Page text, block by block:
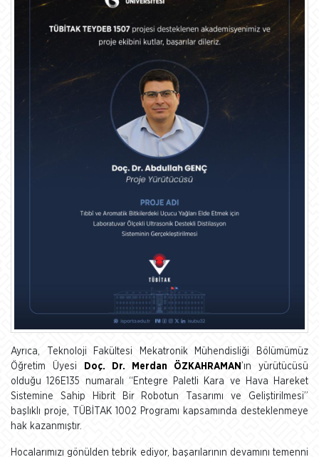
Ayrıca, Teknoloji Fakültesi Mekatronik Mühendisliği Bölümümüz
Öğretim Üyesi
Doç. Dr. Merdan ÖZKAHRAMAN ’ın yürütücüsü
olduğu 126E135 numaralı “Entegre Paletli Kara ve Hava Hareket
Sistemine Sahip Hibrit Bir Robotun Tasarımı ve Geliştirilmesi”
başlıklı proje, TÜBİTAK 1002 Programı kapsamında desteklenmeye
hak kazanmıştır.
Hocalarımızı gönülden tebrik ediyor, başarılarının devamını temenni